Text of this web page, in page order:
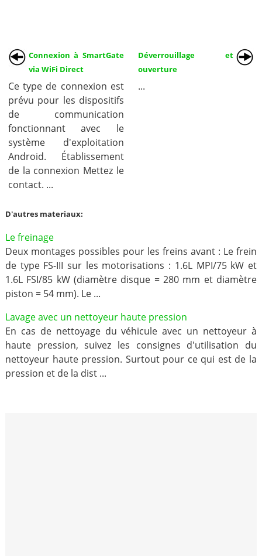
Connexion à SmartGate
via WiFi Direct
Ce type de connexion est
prévu pour les dispositifs
de communication
fonctionnant avec le
système d'exploitation
Android. Établissement
de la connexion Mettez le
contact. ...
Déverrouillage et
ouverture
...
D'autres materiaux:
Le freinage
Deux montages possibles pour les freins avant : Le frein
de type FS-III sur les motorisations : 1.6L MPI/75 kW et
1.6L FSI/85 kW (diamètre disque = 280 mm et diamètre
piston = 54 mm). Le ...
Lavage avec un nettoyeur haute pression
En cas de nettoyage du véhicule avec un nettoyeur à
haute pression, suivez les consignes d'utilisation du
nettoyeur haute pression. Surtout pour ce qui est de la
pression et de la dist ...